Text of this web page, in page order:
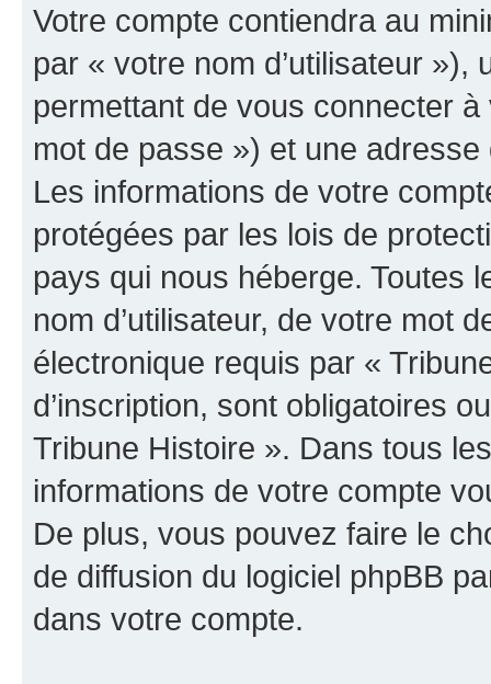
Votre compte contiendra au
par « votre nom d’utilisateur
permettant de vous connecter
mot de passe ») et une
Les informations de votre
protégées par les lois de
pays qui nous héberge. Toutes
nom d’utilisateur, de votre mot
électronique requis par «
d’inscription, sont obligatoires
Tribune Histoire ». Dans tous
informations de votre compte
De plus, vous pouvez faire le
de diffusion du logiciel phpBB
dans votre compte.